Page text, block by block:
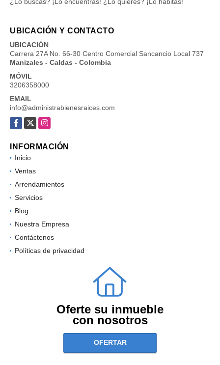
UBICACIÓN Y CONTACTO
UBICACIÓN
Carrera 27A No. 66-30 Centro Comercial Sancancio Local 737
Manizales - Caldas - Colombia
MÓVIL
3206358000
EMAIL
info@administrabienesraices.com
Facebook
X Instagram
INFORMACIÓN
Inicio
Ventas
Arrendamientos
Servicios
Blog
Nuestra Empresa
Contáctenos
Políticas de privacidad
Oferte su inmueble
con nosotros
OFERTAR